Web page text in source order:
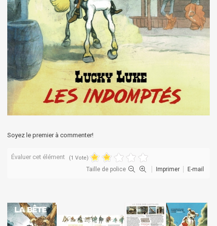
Soyez le premier à commenter!
Évaluer cet élément (1 Vote)
Taille de police Imprimer E-mail